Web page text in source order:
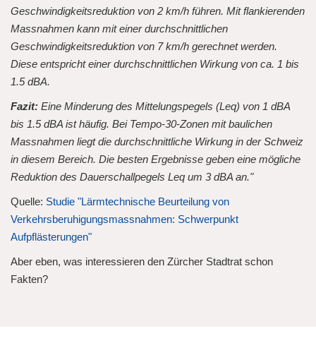
Geschwindigkeitsreduktion von 2 km/h führen. Mit flankierenden
Massnahmen kann mit einer durchschnittlichen
Geschwindigkeitsreduktion von 7 km/h gerechnet werden.
Diese entspricht einer durchschnittlichen Wirkung von ca. 1 bis
1.5 dBA.
Fazit: Eine Minderung des Mittelungspegels (Leq) von 1 dBA
bis 1.5 dBA ist häufig. Bei Tempo-30-Zonen mit baulichen
Massnahmen liegt die durchschnittliche Wirkung in der Schweiz
in diesem Bereich. Die besten Ergebnisse geben eine mögliche
Reduktion des Dauerschallpegels Leq um 3 dBA an."
Quelle: Studie "Lärmtechnische Beurteilung von
Verkehrsberuhigungsmassnahmen: Schwerpunkt
Aufpflästerungen"
Aber eben, was interessieren den Zürcher Stadtrat schon
Fakten?